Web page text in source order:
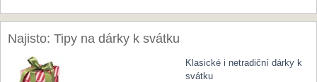
Najisto: Tipy na dárky k svátku
Klasické i netradiční dárky k
svátku